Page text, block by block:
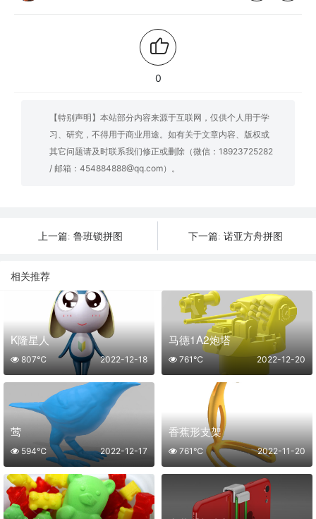
0
【特别声明】本站部分内容来源于互联网，仅供个人用于学
习、研究，不得用于商业用途。如有关于文章内容、版权或
其它问题请及时联系我们修正或删除（微信：18923725282
/ 邮箱：454884888@qq.com）。
上一篇: 鲁班锁拼图 下一篇: 诺亚方舟拼图
相关推荐
K隆星人
2022-12-18
807℃
马德1A2炮塔
2022-12-20
761℃
莺
2022-12-17
594℃
香蕉形支架
2022-11-20
761℃